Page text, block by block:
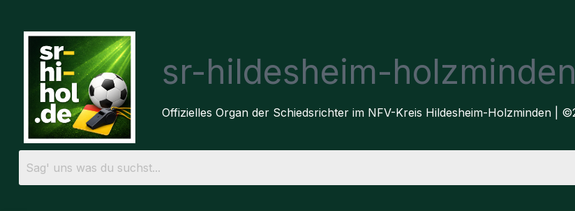
sr-hildesheim-
Offizielles Organ der Schiedsrichter im NFV-Kreis Hildesheim-Holzminden |